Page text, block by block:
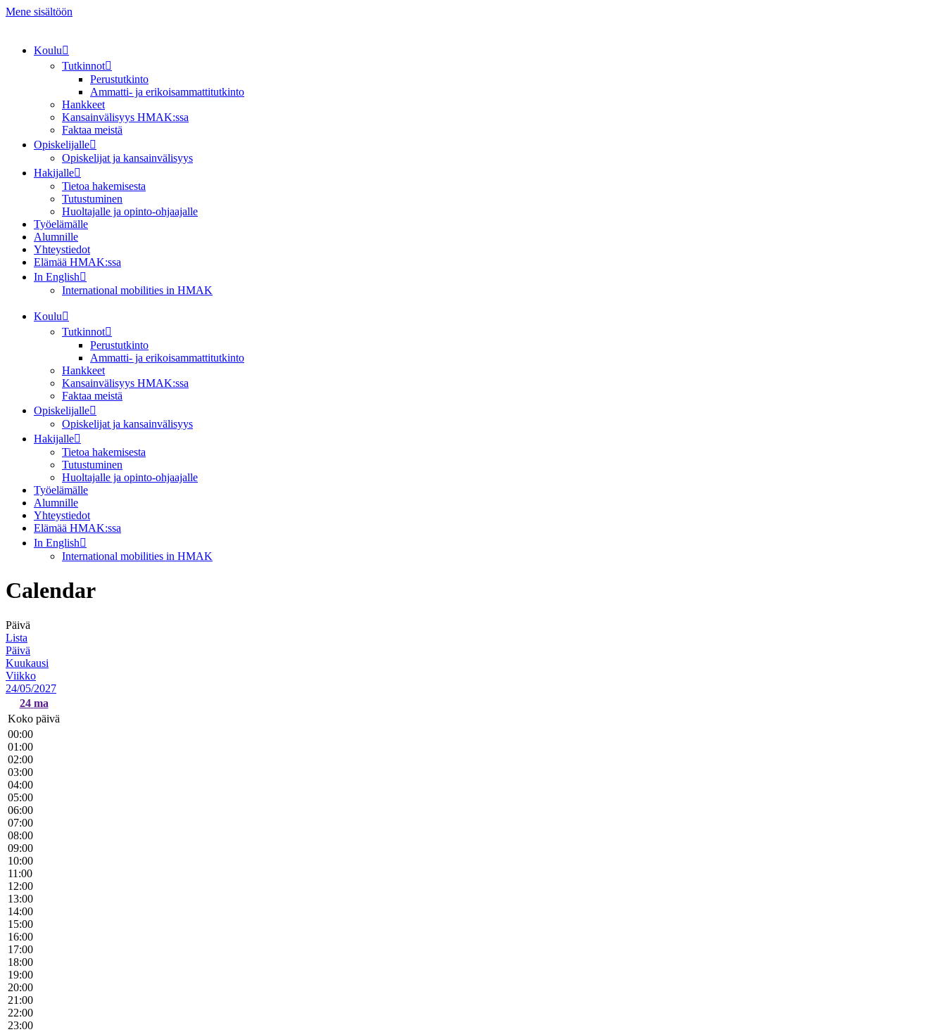
Mene sisältöön
Koulu
Tutkinnot
Perustutkinto
Ammatti- ja erikoisammattitutkinto
Hankkeet
Kansainvälisyys HMAK:ssa
Faktaa meistä
Opiskelijalle
Opiskelijat ja kansainvälisyys
Hakijalle
Tietoa hakemisesta
Tutustuminen
Huoltajalle ja opinto-ohjaajalle
Työelämälle
Alumnille
Yhteystiedot
Elämää HMAK:ssa
In English
International mobilities in HMAK
Koulu
Tutkinnot
Perustutkinto
Ammatti- ja erikoisammattitutkinto
Hankkeet
Kansainvälisyys HMAK:ssa
Faktaa meistä
Opiskelijalle
Opiskelijat ja kansainvälisyys
Hakijalle
Tietoa hakemisesta
Tutustuminen
Huoltajalle ja opinto-ohjaajalle
Työelämälle
Alumnille
Yhteystiedot
Elämää HMAK:ssa
In English
International mobilities in HMAK
Calendar
Päivä
Lista
Päivä
Kuukausi
Viikko
24/05/2027
24 ma
Koko päivä
00:00
01:00
02:00
03:00
04:00
05:00
06:00
07:00
08:00
09:00
10:00
11:00
12:00
13:00
14:00
15:00
16:00
17:00
18:00
19:00
20:00
21:00
22:00
23:00